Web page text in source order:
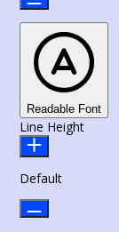
Readable Font
Line Height
Default